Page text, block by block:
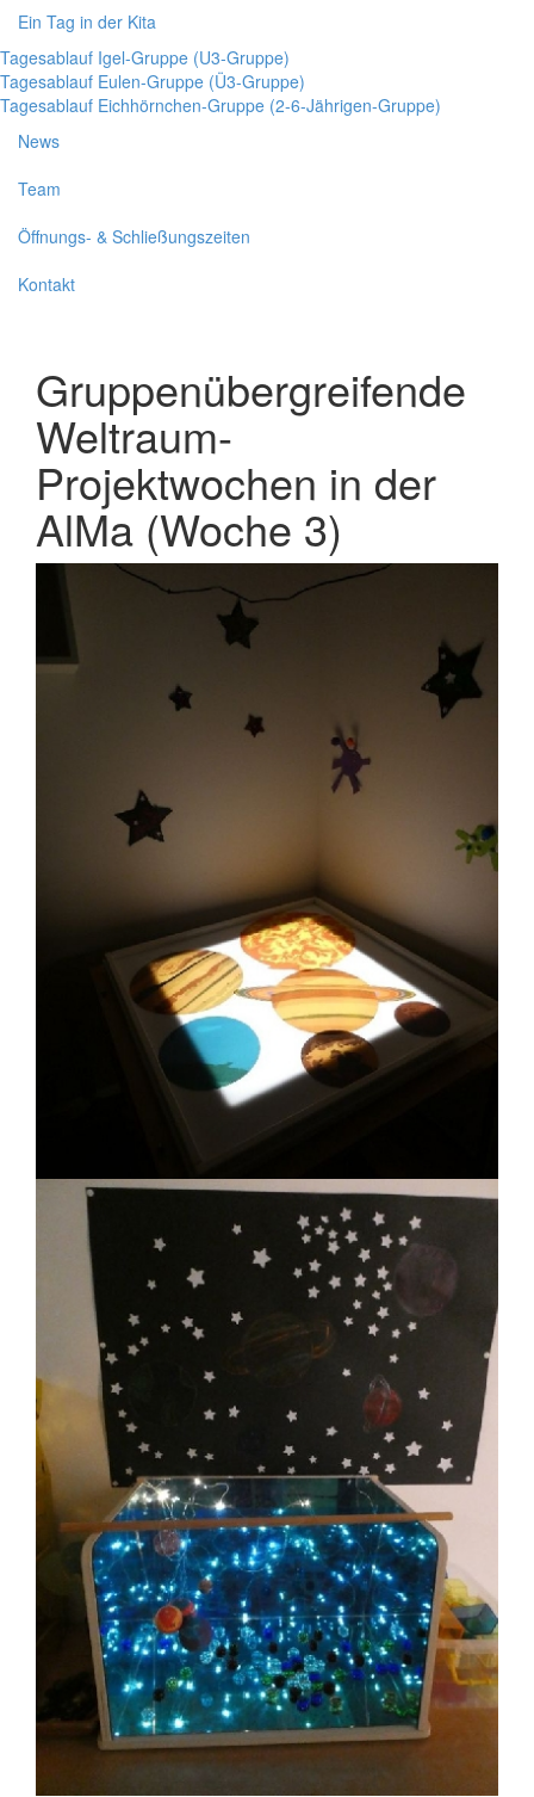
Ein Tag in der Kita
Tagesablauf Igel-Gruppe (U3-Gruppe)
Tagesablauf Eulen-Gruppe (Ü3-Gruppe)
Tagesablauf Eichhörnchen-Gruppe (2-6-Jährigen-Gruppe)
News
Team
Öffnungs- & Schließungszeiten
Kontakt
Gruppenübergreifende
Weltraum-
Projektwochen in der
AlMa (Woche 3)